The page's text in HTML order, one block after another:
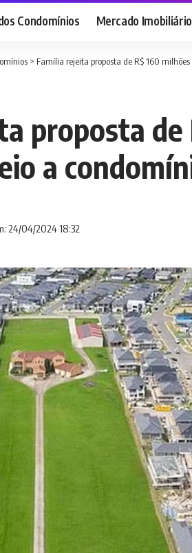
Condomínios Mercado Imobiliário
> Família rejeita proposta de R$ 160
proposta
a
24/04/2024 18:32